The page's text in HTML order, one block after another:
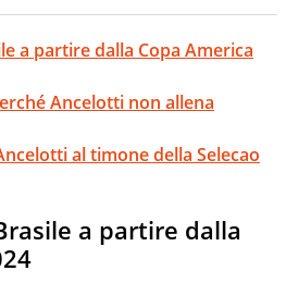
a partire dalla Copa America
Ancelotti non allena
al timone della Selecao
a partire dalla